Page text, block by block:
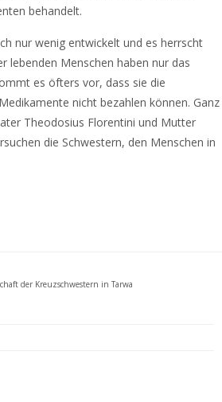
behandelt.
nur wenig entwickelt und es herrscht
lebenden Menschen haben nur das
es öfters vor, dass sie die
nicht bezahlen können. Ganz
Theodosius Florentini und Mutter
die Schwestern, den Menschen in
der Kreuzschwestern in Tarwa